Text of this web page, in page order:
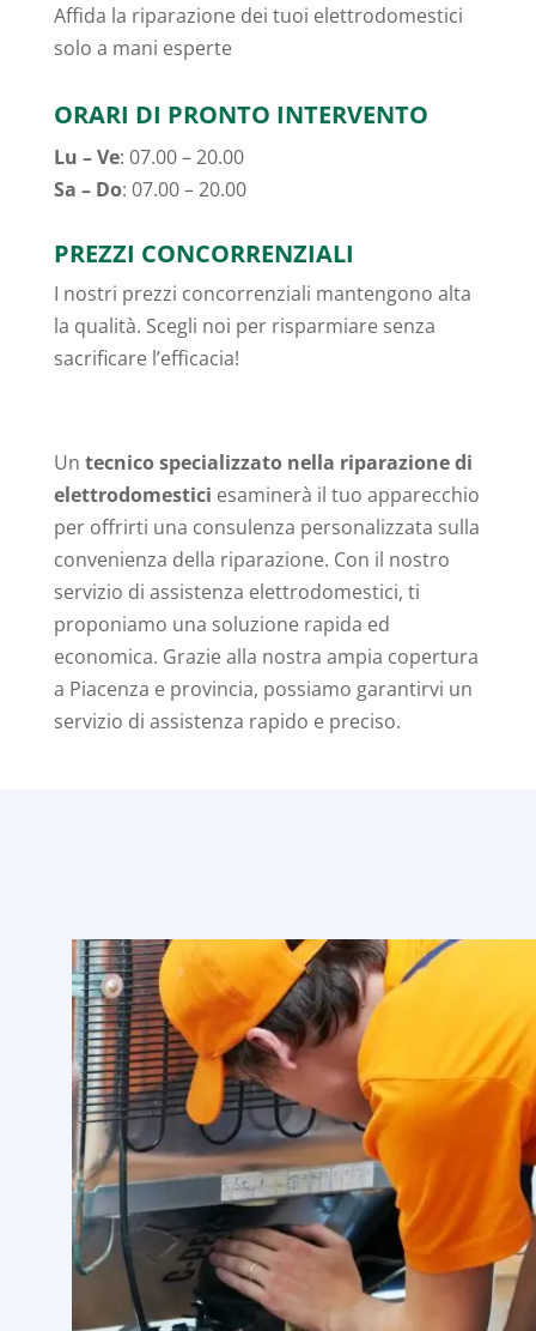
Affida la riparazione dei tuoi elettrodomestici
solo a mani esperte
ORARI DI PRONTO INTERVENTO
Lu – Ve: 07.00 – 20.00
Sa – Do: 07.00 – 20.00
PREZZI CONCORRENZIALI
I nostri prezzi concorrenziali mantengono alta
la qualità. Scegli noi per risparmiare senza
sacrificare l’efficacia!
Un tecnico specializzato nella riparazione di
elettrodomestici esaminerà il tuo apparecchio
per offrirti una consulenza personalizzata sulla
convenienza della riparazione. Con il nostro
servizio di assistenza elettrodomestici, ti
proponiamo una soluzione rapida ed
economica. Grazie alla nostra ampia copertura
a Piacenza e provincia, possiamo garantirvi un
servizio di assistenza rapido e preciso.